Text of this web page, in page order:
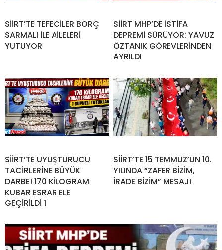
SİİRT’TE TEFECİLER BORÇ
SARMALI İLE AİLELERİ
YUTUYOR
SİİRT MHP’DE İSTİFA
DEPREMİ SÜRÜYOR: YAVUZ
ÖZTANIK GÖREVLERİNDEN
AYRILDI
SİİRT’TE UYUŞTURUCU
TACİRLERİNE BÜYÜK
DARBE! 170 KİLOGRAM
KUBAR ESRAR ELE
GEÇİRİLDİ 1
SİİRT’TE 15 TEMMUZ’UN 10.
YILINDA “ZAFER BİZİM,
İRADE BİZİM” MESAJI